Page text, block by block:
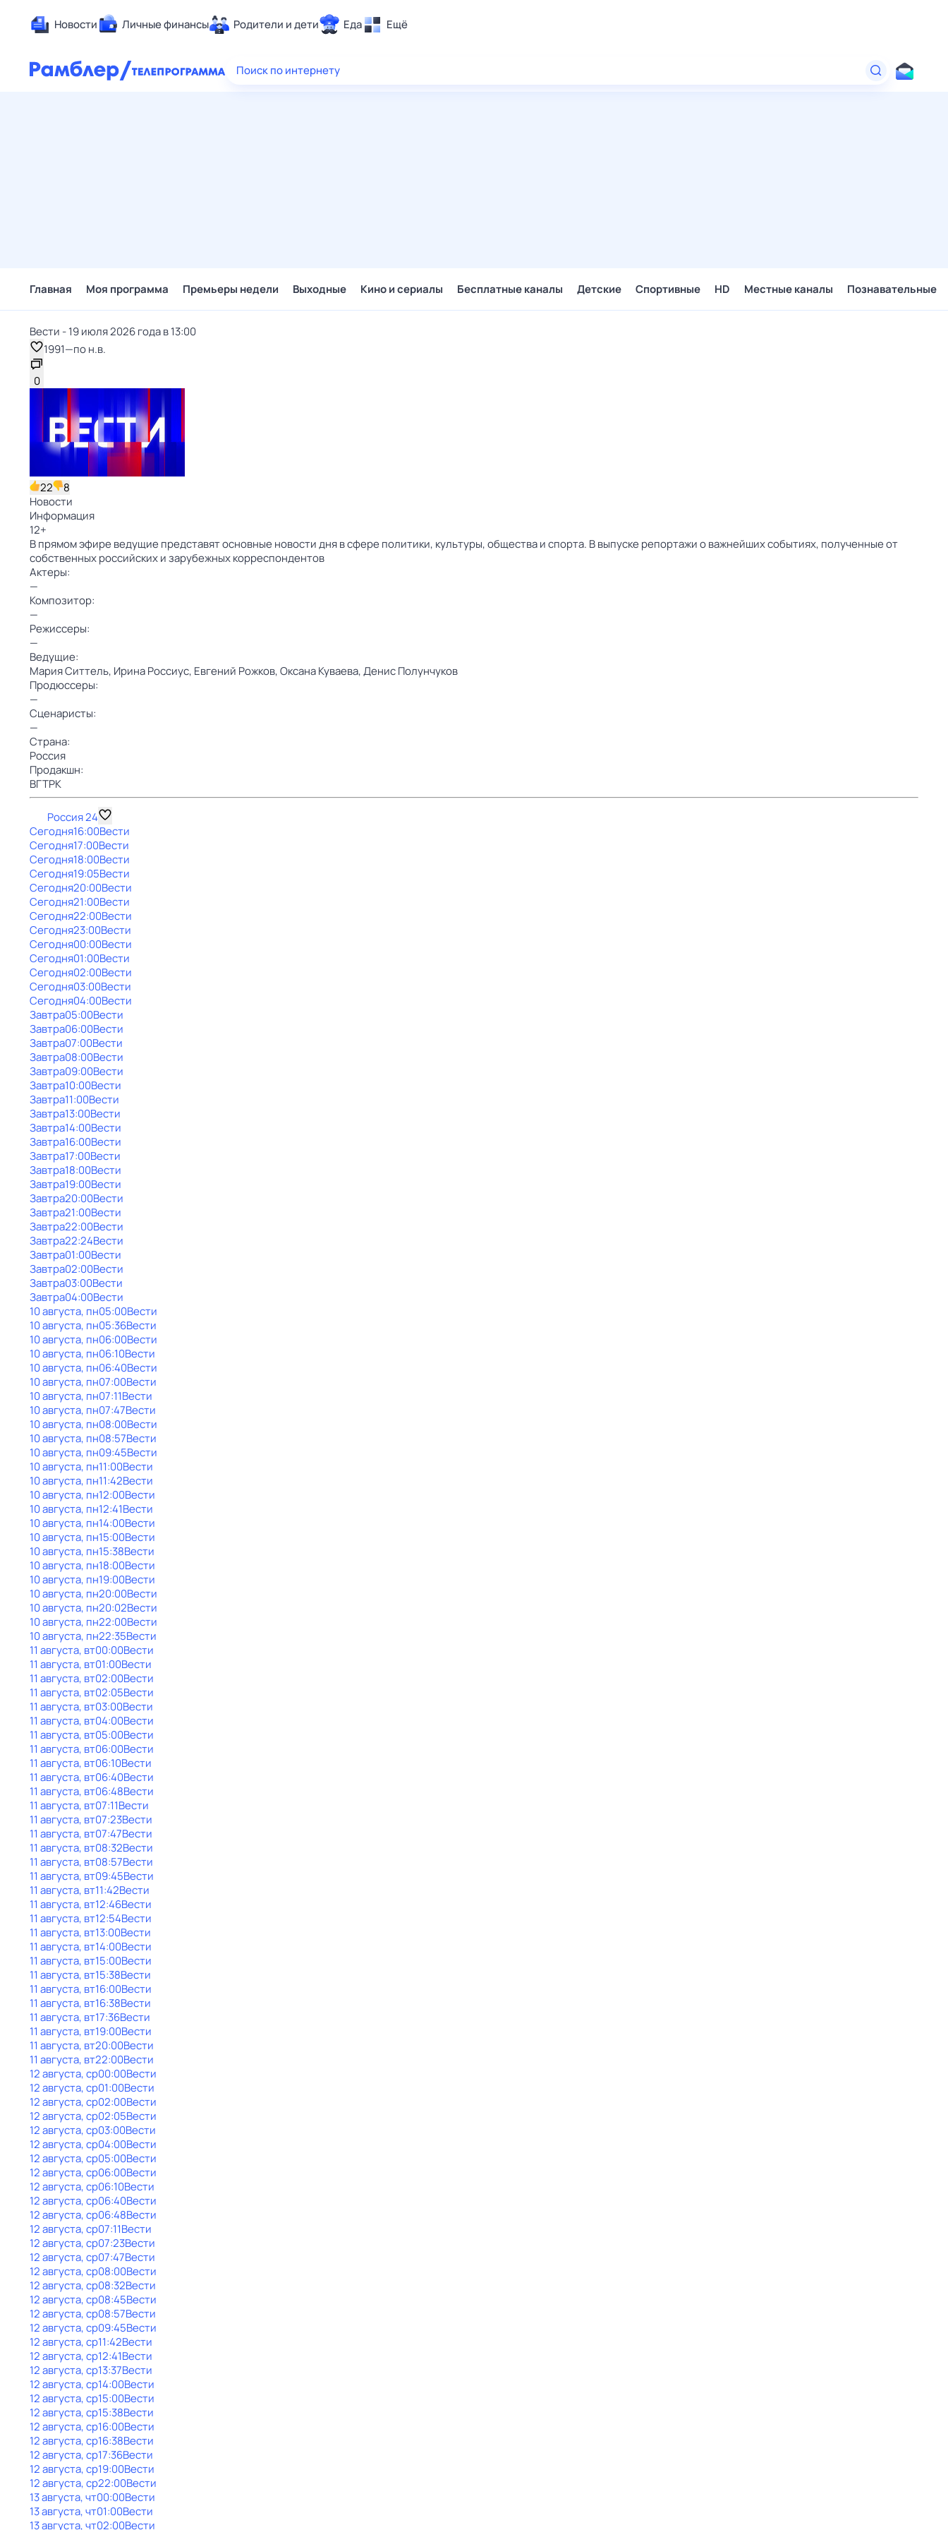
Новости Личные финансы Родители и дети Еда Ещё
Здоровье
Поиск по интернету
Главная Моя программа Премьеры недели Выходные Кино и сериалы Бесплатные каналы Детские Спортивные HD Местные каналы Познавательные
Вести - 19 июля 2026 года в 13:00
1991—по н.в.
0
22
8
Новости
Информация
12+
В прямом эфире ведущие представят основные новости дня в сфере политики, культуры, общества и спорта. В выпуске репортажи о важнейших событиях, полученные от
собственных российских и зарубежных корреспондентов
Актеры:
—
Композитор:
—
Режиссеры:
—
Ведущие:
Мария Ситтель, Ирина Россиус, Евгений Рожков,Оксана Куваева,Денис Полунчуков
Продюссеры:
—
Сценаристы:
—
Страна:
Россия
Продакшн:
ВГТРК
Россия 24
Сегодня16:00Вести
Сегодня17:00Вести
Сегодня18:00Вести
Сегодня19:05Вести
Сегодня20:00Вести
Сегодня21:00Вести
Сегодня22:00Вести
Сегодня23:00Вести
Сегодня00:00Вести
Сегодня01:00Вести
Сегодня02:00Вести
Сегодня03:00Вести
Сегодня04:00Вести
Завтра05:00Вести
Завтра06:00Вести
Завтра07:00Вести
Завтра08:00Вести
Завтра09:00Вести
Завтра10:00Вести
Завтра11:00Вести
Завтра13:00Вести
Завтра14:00Вести
Завтра16:00Вести
Завтра17:00Вести
Завтра18:00Вести
Завтра19:00Вести
Завтра20:00Вести
Завтра21:00Вести
Завтра22:00Вести
Завтра22:24Вести
Завтра01:00Вести
Завтра02:00Вести
Завтра03:00Вести
Завтра04:00Вести
10 августа, пн05:00Вести
10 августа, пн05:36Вести
10 августа, пн06:00Вести
10 августа, пн06:10Вести
10 августа, пн06:40Вести
10 августа, пн07:00Вести
10 августа, пн07:11Вести
10 августа, пн07:47Вести
10 августа, пн08:00Вести
10 августа, пн08:57Вести
10 августа, пн09:45Вести
10 августа, пн11:00Вести
10 августа, пн11:42Вести
10 августа, пн12:00Вести
10 августа, пн12:41Вести
10 августа, пн14:00Вести
10 августа, пн15:00Вести
10 августа, пн15:38Вести
10 августа, пн18:00Вести
10 августа, пн19:00Вести
10 августа, пн20:00Вести
10 августа, пн20:02Вести
10 августа, пн22:00Вести
10 августа, пн22:35Вести
11 августа, вт00:00Вести
11 августа, вт01:00Вести
11 августа, вт02:00Вести
11 августа, вт02:05Вести
11 августа, вт03:00Вести
11 августа, вт04:00Вести
11 августа, вт05:00Вести
11 августа, вт06:00Вести
11 августа, вт06:10Вести
11 августа, вт06:40Вести
11 августа, вт06:48Вести
11 августа, вт07:11Вести
11 августа, вт07:23Вести
11 августа, вт07:47Вести
11 августа, вт08:32Вести
11 августа, вт08:57Вести
11 августа, вт09:45Вести
11 августа, вт11:42Вести
11 августа, вт12:46Вести
11 августа, вт12:54Вести
11 августа, вт13:00Вести
11 августа, вт14:00Вести
11 августа, вт15:00Вести
11 августа, вт15:38Вести
11 августа, вт16:00Вести
11 августа, вт16:38Вести
11 августа, вт17:36Вести
11 августа, вт19:00Вести
11 августа, вт20:00Вести
11 августа, вт22:00Вести
12 августа, ср00:00Вести
12 августа, ср01:00Вести
12 августа, ср02:00Вести
12 августа, ср02:05Вести
12 августа, ср03:00Вести
12 августа, ср04:00Вести
12 августа, ср05:00Вести
12 августа, ср06:00Вести
12 августа, ср06:10Вести
12 августа, ср06:40Вести
12 августа, ср06:48Вести
12 августа, ср07:11Вести
12 августа, ср07:23Вести
12 августа, ср07:47Вести
12 августа, ср08:00Вести
12 августа, ср08:32Вести
12 августа, ср08:45Вести
12 августа, ср08:57Вести
12 августа, ср09:45Вести
12 августа, ср11:42Вести
12 августа, ср12:41Вести
12 августа, ср13:37Вести
12 августа, ср14:00Вести
12 августа, ср15:00Вести
12 августа, ср15:38Вести
12 августа, ср16:00Вести
12 августа, ср16:38Вести
12 августа, ср17:36Вести
12 августа, ср19:00Вести
12 августа, ср22:00Вести
13 августа, чт00:00Вести
13 августа, чт01:00Вести
13 августа, чт02:00Вести